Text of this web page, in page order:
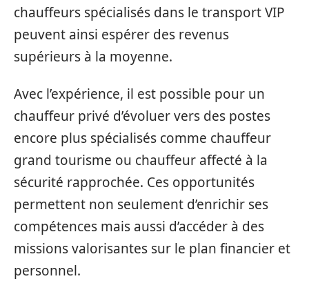
chauffeurs spécialisés dans le transport VIP
peuvent ainsi espérer des revenus
supérieurs à la moyenne.
Avec l’expérience, il est possible pour un
chauffeur privé d’évoluer vers des postes
encore plus spécialisés comme chauffeur
grand tourisme ou chauffeur affecté à la
sécurité rapprochée. Ces opportunités
permettent non seulement d’enrichir ses
compétences mais aussi d’accéder à des
missions valorisantes sur le plan financier et
personnel.